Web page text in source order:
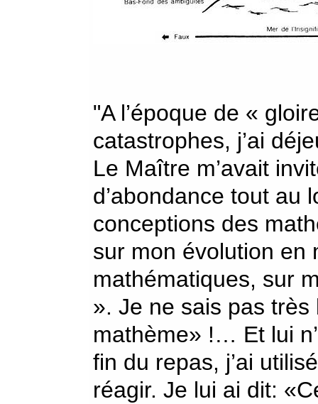
"A l’époque de «
catastrophes, j’ai
Le Maître m’avait
d’abondance tout au
conceptions des
sur mon évolution en
mathématiques, sur
». Je ne sais pas très
mathème» !… Et lui
fin du repas, j’ai
réagir. Je lui ai dit: